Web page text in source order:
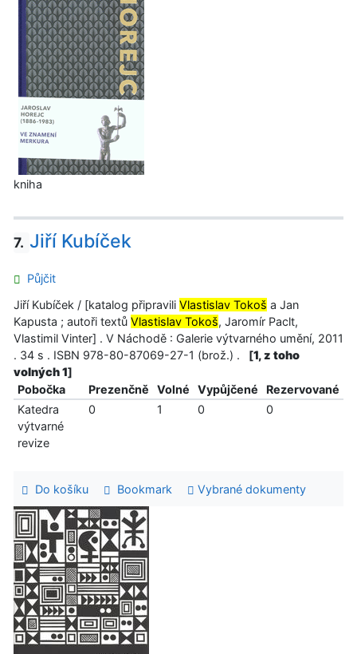
kniha
7. Jiří Kubíček
Půjčit
Jiří Kubíček / [katalog připravili Vlastislav Tokoš a Jan
Kapusta ; autoři textů Vlastislav Tokoš, Jaromír Paclt,
Vlastimil Vinter] . V Náchodě : Galerie výtvarného umění, 2011
. 34 s . ISBN 978-80-87069-27-1 (brož.) .
[1, z toho
volných 1]
Pobočka
Prezenčně Volné Vypůjčené
Rezervované
Katedra
výtvarné
revize
0 1 0 0
Do košíku Bookmark Vybrané dokumenty